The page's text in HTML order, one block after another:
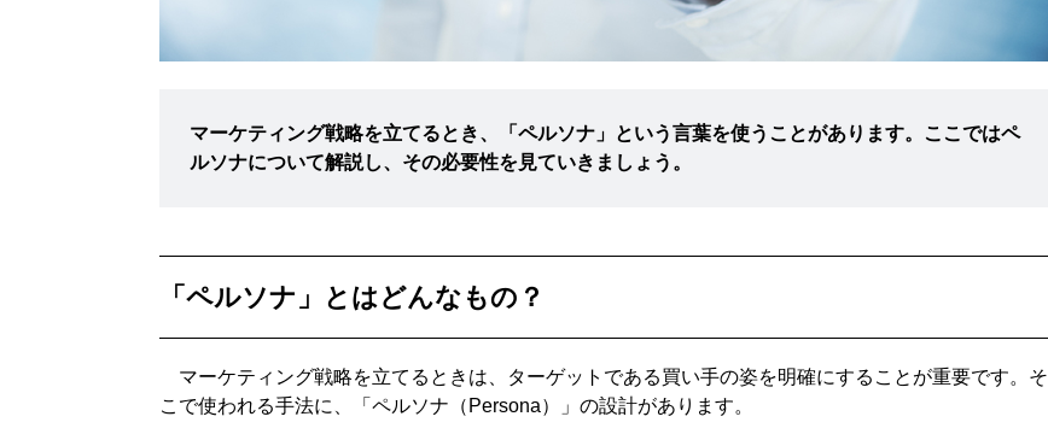
マーケティング戦略を立てるとき、「ペルソナ」という言葉を使うことがあります。ここではペ
ルソナについて解説し、その必要性を見ていきましょう。
「ペルソナ」とはどんなもの？
マーケティング戦略を立てるときは、ターゲットである買い手の姿を明確にすることが重要です。そ
こで使われる手法に、「ペルソナ（Persona）」の設計があります。